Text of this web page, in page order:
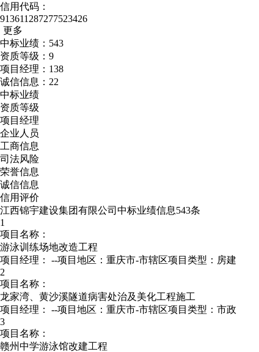
信用代码：
913611287277523426
更多
中标业绩：543
资质等级：9
项目经理：138
诚信信息：22
中标业绩
资质等级
项目经理
企业人员
工商信息
司法风险
荣誉信息
诚信信息
信用评价
江西锦宇建设集团有限公司中标业绩信息543条
1
项目名称：
游泳训练场地改造工程
项目经理： --项目地区：重庆市-市辖区项目类型：房建
2
项目名称：
龙家湾、黄沙溪隧道病害处治及美化工程施工
项目经理： --项目地区：重庆市-市辖区项目类型：市政
3
项目名称：
赣州中学游泳馆改建工程